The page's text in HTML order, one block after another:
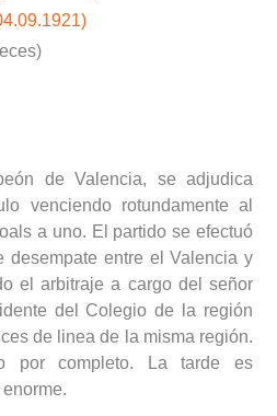
de Valencia, se adjudica
venciendo rotundamente al
a uno. El partido se efectuó
desempate entre el Valencia y
el arbitraje a cargo del señor
del Colegio de la región
de linea de la misma región.
por completo. La tarde es